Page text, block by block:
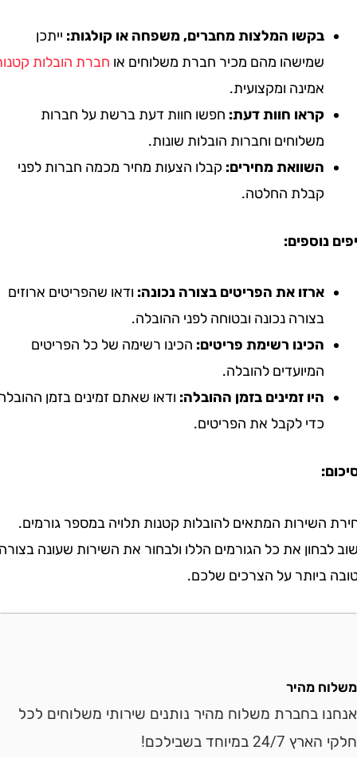
בקשו המלצות מחברים, משפחה או קולגות:ייתכן
שמישהו מהם מכיר חברת משלוחים אוחברת הובלות קטנות
אמינה ומקצועית.
קראו חוות דעת:חפשו חוות דעת ברשת על חברות
משלוחים וחברות הובלות שונות.
השוואת מחירים:קבלו הצעות מחיר מכמה חברות לפני
קבלת החלטה.
ארזו את הפריטים בצורה נכונה:ודאו שהפריטים ארוזים
בצורה נכונה ובטוחה לפני ההובלה.
הכינו רשימת פריטים:הכינו רשימה של כל הפריטים
המיועדים להובלה.
היו זמינים בזמן ההובלה:ודאו שאתם זמינים בזמן ההובלה
כדי לקבל את הפריטים.
המתאים להובלות קטנות תלויה במספר גורמים.
את כל הגורמים הללו ולבחור את השירות שעונה בצורה
על הצרכים שלכם.
מהיר
בחברת משלוח מהיר נותנים שירותי משלוחים לכל
במיוחד בשבילכם!